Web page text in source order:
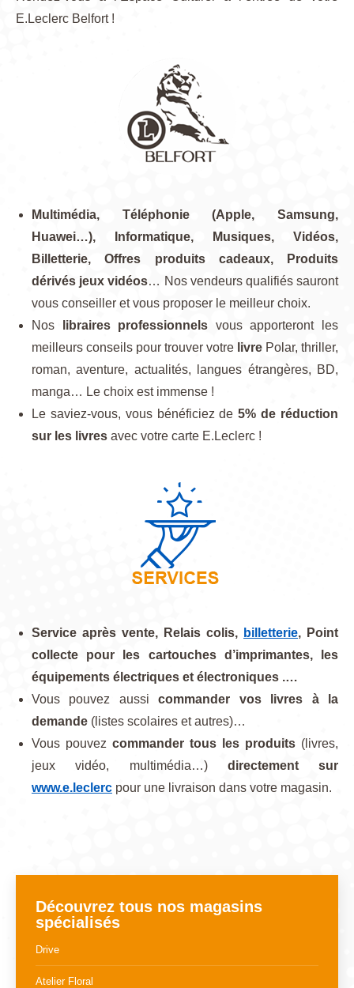
E.Leclerc Belfort !
Multimédia, Téléphonie (Apple, Samsung,
Huawei…), Informatique, Musiques, Vidéos,
Billetterie, Offres produits cadeaux, Produits
dérivés jeux vidéos… Nos vendeurs qualifiés sauront
vous conseiller et vous proposer le meilleur choix.
Nos
libraires professionnels vous apporteront les
meilleurs conseils pour trouver votre livre Polar, thriller,
roman, aventure, actualités, langues étrangères, BD,
manga… Le choix est immense !
Le saviez-vous, vous bénéficiez de5% de réduction
sur les livres avec votre carte E.Leclerc !
Service après vente, Relais colis, billetterie, Point
collecte pour les cartouches d’imprimantes, les
équipements électriques et électroniques .…
Vous pouvez aussicommander vos livres à la
demande (listes scolaires et autres)…
Vous pouvez commander tous les produits (livres,
jeux vidéo, multimédia…) directement sur
www.e.leclerc pour une livraison dans votre magasin.
Découvrez tous nos magasins
spécialisés
Drive
Atelier Floral